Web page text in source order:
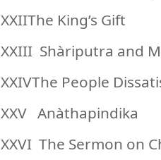
XXIIThe King’s Gift
XXIII Shàriputra and
XXIVThe People
XXV Anàthapindika
XXVI The Sermon on